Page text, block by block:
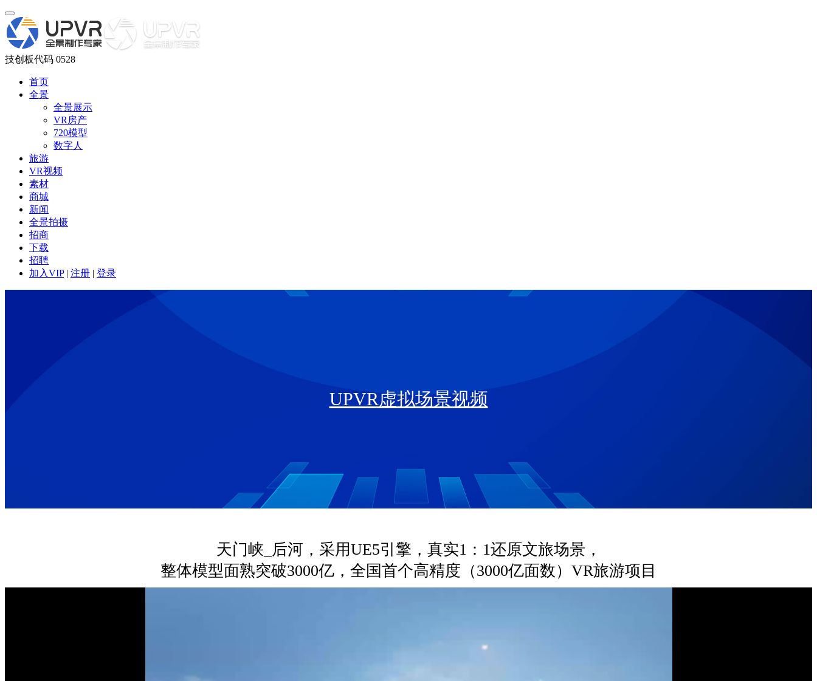
技创板代码 0528
首页
全景
全景展示
VR房产
720模型
数字人
旅游
VR视频
素材
商城
新闻
全景拍摄
招商
下载
招聘
加入VIP | 注册 | 登录
UPVR虚拟场景视频
天门峡_后河，采用UE5引擎，真实1：1还原文旅场景，
整体模型面熟突破3000亿，全国首个高精度（3000亿面数）VR旅游项目